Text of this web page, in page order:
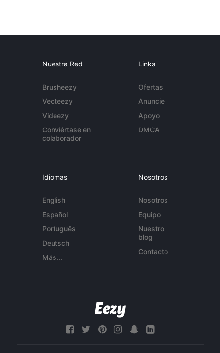
Nuestra Red
Brusheezy
Vecteezy
Videezy
Conviértase en
colaborador
Links
Ofertas
Anuncie
Apoyo
DMCA
Idiomas
English
Español
Português
Deutsch
Más...
Nosotros
Nosotros
Equipo
Nuestro
blog
Contacto